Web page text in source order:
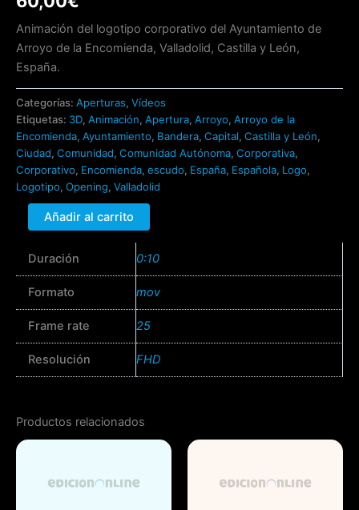
Animación del logotipo corporativo del Ayuntamiento de
Arroyo de la Encomienda, Valladolid, Castilla y León,
España.
Categorías: Aperturas, Vídeos
Etiquetas: 3D, Animación, Apertura, Arroyo, Arroyo de la
Encomienda, Ayuntamiento, Bandera, Capital, Castilla y León,
Ciudad, Comunidad, Comunidad Autónoma, Corporativa,
Corporativo, Encomienda, escudo, España, Española, Logo,
Logotipo, Opening, Valladolid
cantidad
Añadir al carrito
Duración 0:10
Formato mov
Frame rate 25
Resolución FHD
Productos relacionados